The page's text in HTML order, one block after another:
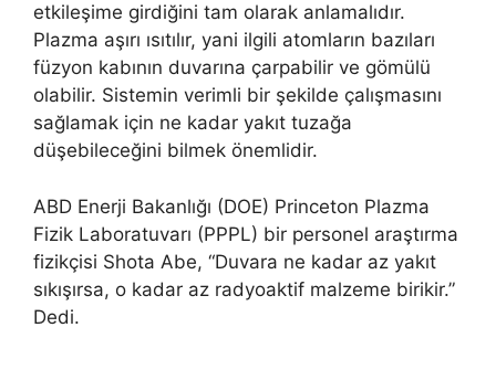
etkileşime girdiğini tam olarak anlamalıdır.
Plazma aşırı ısıtılır, yani ilgili atomların bazıları
füzyon kabının duvarına çarpabilir ve gömülü
olabilir. Sistemin verimli bir şekilde çalışmasını
sağlamak için ne kadar yakıt tuzağa
düşebileceğini bilmek önemlidir.
ABD Enerji Bakanlığı (DOE) Princeton Plazma
Fizik Laboratuvarı (PPPL) bir personel araştırma
fizikçisi Shota Abe, “Duvara ne kadar az yakıt
sıkışırsa, o kadar az radyoaktif malzeme birikir.”
Dedi.